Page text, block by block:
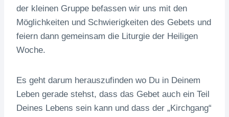
der kleinen Gruppe befassen wir uns mit den
Möglichkeiten und Schwierigkeiten des Gebets und
feiern dann gemeinsam die Liturgie der Heiligen
Woche.
Es geht darum herauszufinden wo Du in Deinem
Leben gerade stehst, dass das Gebet auch ein Teil
Deines Lebens sein kann und dass der „Kirchgang“